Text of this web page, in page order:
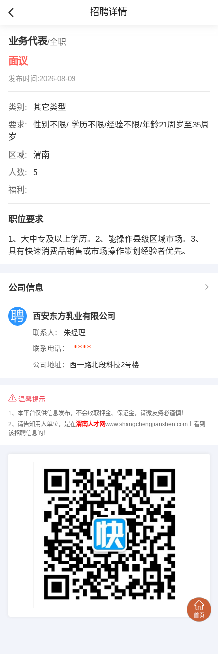
招聘详情
业务代表/全职
面议
发布时间:2026-08-09
类别:
其它类型
要求:
性别不限/ 学历不限/经验不限/年龄21周岁至35周
岁
区域:
渭南
人数:
5
福利:
职位要求
1、大中专及以上学历。2、能操作县级区域市场。3、
具有快速消费品销售或市场操作策划经验者优先。
公司信息
西安东方乳业有限公司
联系人： 朱经理
联系电话： ****
公司地址： 西一路北段科技2号楼
温馨提示
1、本平台仅供信息发布，不会收取押金、保证金，请微友务必谨慎！
2、请告知用人单位，是在渭南人才网www.shangchengjianshen.com上看到
该招聘信息的！